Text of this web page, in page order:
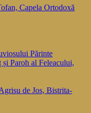
Capela Ortodoxă
Părinte
Paroh al Feleacului,
de Jos, Bistrita-